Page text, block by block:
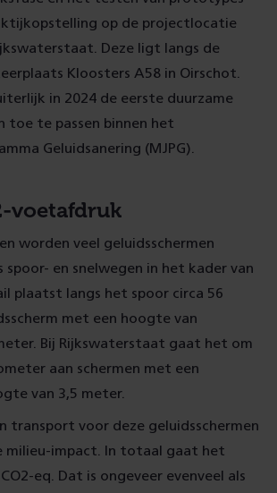
op de projectlocatie
Deze ligt langs de
Kloosters A58 in Oirschot.
in 2024 de eerste duurzame
toe te passen binnen het
Geluidsanering (MJPG).
voetafdruk
worden veel geluidsschermen
spoor- en snelwegen in het kader van
plaatst langs het spoor circa 56
met een hoogte van
Bij Rijkswaterstaat gaat het om
aan schermen met een
van 3,5 meter.
transport voor deze geluidsschermen
milieu-impact. In totaal gaat het
eq. Dat is ongeveer evenveel als